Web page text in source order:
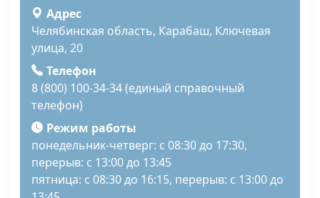
Адрес
Челябинская область, Карабаш, Ключевая
улица, 20
Телефон
8 (800) 100-34-34 (единый справочный
телефон)
Режим работы
понедельник-четверг: с 08:30 до 17:30,
перерыв: с 13:00 до 13:45
пятница: с 08:30 до 16:15, перерыв: с 13:00 до